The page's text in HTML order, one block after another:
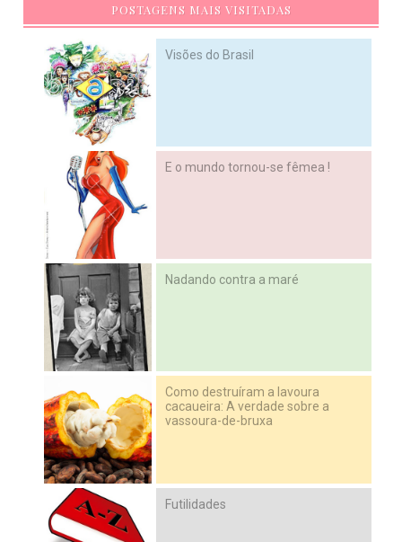
POSTAGENS MAIS VISITADAS
Visões do Brasil
E o mundo tornou-se fêmea !
Nadando contra a maré
Como destruíram a lavoura
cacaueira: A verdade sobre a
vassoura-de-bruxa
Futilidades